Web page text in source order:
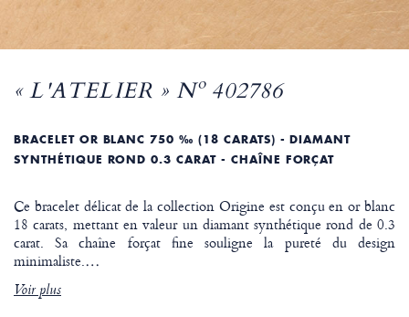
« L'ATELIER » Nº 402786
BRACELET OR BLANC 750 ‰ (18 CARATS) - DIAMANT
SYNTHÉTIQUE ROND 0.3 CARAT - CHAÎNE FORÇAT
Ce bracelet délicat de la collection Origine est conçu en or blanc
18 carats, mettant en valeur un diamant synthétique rond de 0.3
carat. Sa chaîne forçat fine souligne la pureté du design
minimaliste.…
Voir plus